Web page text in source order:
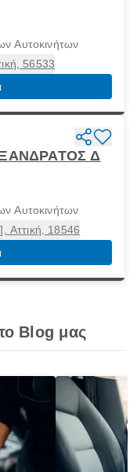
Αυτοκινήτων
56533
Δ
Αυτοκινήτων
Αττική, 18546
Blog μας